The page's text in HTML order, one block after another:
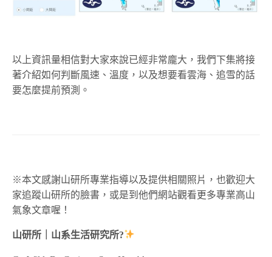
以上資訊量相信對大家來說已經非常龐大，我們下集將接
著介紹如何判斷風速、溫度，以及想要看雲海、追雪的話
要怎麼提前預測。
※本文感謝山研所專業指導以及提供相關照片，也歡迎大
家追蹤山研所的臉書，或是到他們網站觀看更多專業高山
氣象文章喔！
山研所｜山系生活研究所?